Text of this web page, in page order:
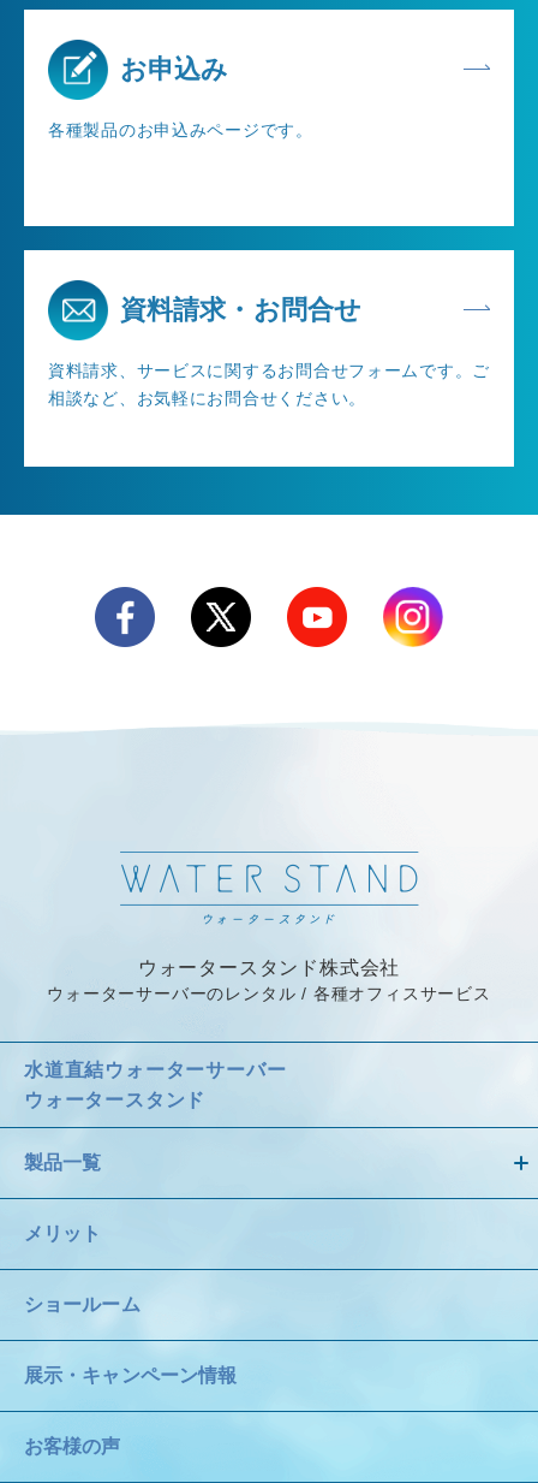
お申込み
各種製品のお申込みページです。
資料請求・お問合せ
資料請求、サービスに関するお問合せフォームです。ご
相談など、お気軽にお問合せください。
ウォータースタンド株式会社
ウォーターサーバーのレンタル / 各種オフィスサービス
水道直結ウォーターサーバー
ウォータースタンド
製品一覧
メリット
ショールーム
展示・キャンペーン情報
お客様の声